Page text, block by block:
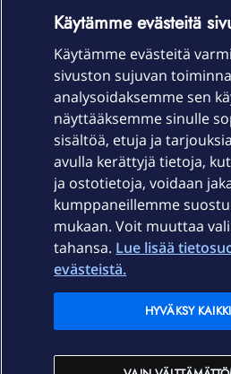
Laitteet & liittymät
Palvelut
Ajankohtaista
Elisa Oyj
In English
Käytämme evästeitä
Käytämme evästeitä
sivuston sujuvan
analysoidaksemme sen
näyttääksemme sinulle
sisältöä, etuja ja
avulla kerättyjä tietoja,
ja ostotietoja, voidaan
kumppaneillemme
mukaan. Voit muuttaa
tahansa. Lue lisää
evästeistä.
HYVÄKSY KAIKKI